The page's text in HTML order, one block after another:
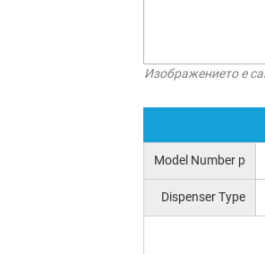
Изображението е
Model Number p
Dispenser Type